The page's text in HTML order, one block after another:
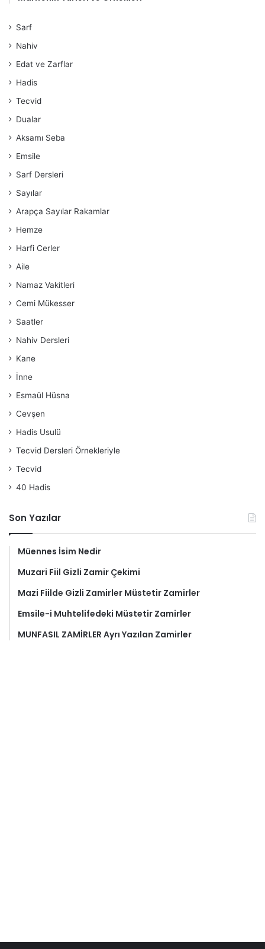
Sarf
Nahiv
Edat ve Zarflar
Hadis
Tecvid
Dualar
Aksamı Seba
Emsile
Sarf Dersleri
Sayılar
Arapça Sayılar Rakamlar
Hemze
Harfi Cerler
Aile
Namaz Vakitleri
Cemi Mükesser
Saatler
Nahiv Dersleri
Kane
İnne
Esmaül Hüsna
Cevşen
Hadis Usulü
Tecvid Dersleri Örnekleriyle
Tecvid
40 Hadis
Son Yazılar
Müennes İsim Nedir
Muzari Fiil Gizli Zamir Çekimi
Mazi Fiilde Gizli Zamirler Müstetir Zamirler
Emsile-i Muhtelifedeki Müstetir Zamirler
MUNFASIL ZAMİRLER Ayrı Yazılan Zamirler